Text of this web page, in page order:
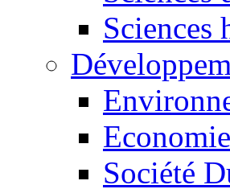
Sciences
Société